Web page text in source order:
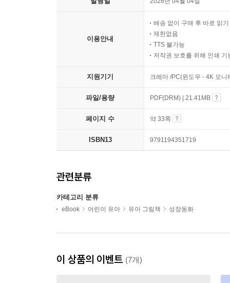
이용안내
배송 없이 구매 후 바로 읽기
제한없음
TTS 불가능
저작권 보호를 위해 인쇄 기
지원기기 크레마 /PC(윈도우 - 4K 모
파일/용량 PDF(DRM) | 21.41MB
페이지 수 약 33쪽
ISBN13 9791194351719
관련분류
카테고리 분류
eBook 어린이 유아 유아 그림책 성장동화
이 상품의 이벤트 (7개)